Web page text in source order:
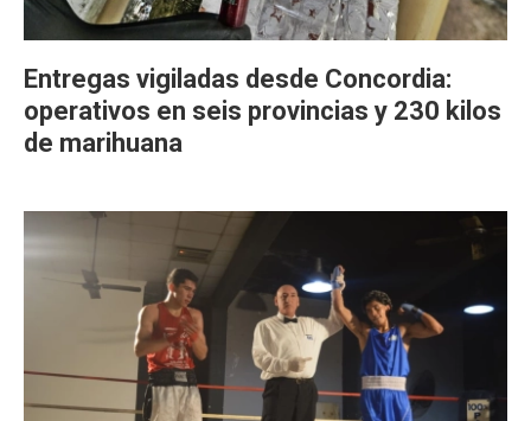
Entregas vigiladas desde Concordia:
operativos en seis provincias y 230 kilos
de marihuana